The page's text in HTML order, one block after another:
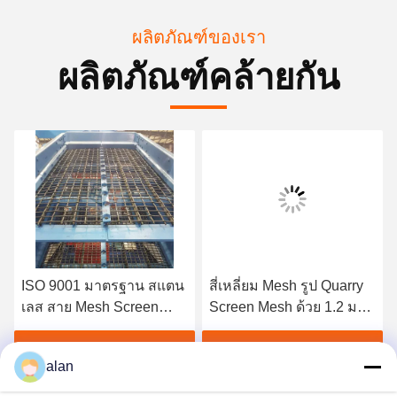
ผลิตภัณฑ์ของเรา
ผลิตภัณฑ์คล้ายกัน
ISO 9001 มาตรฐาน สแตน
เลส สาย Mesh Screen
สล็อตแควร์
สี่เหลี่ยม Mesh รูป Quarry
Screen Mesh ด้วย 1.2 มม
กระปุกเหล็กแผ่น Hook
alan